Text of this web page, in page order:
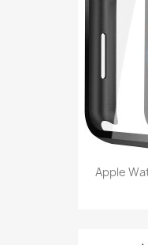
Apple